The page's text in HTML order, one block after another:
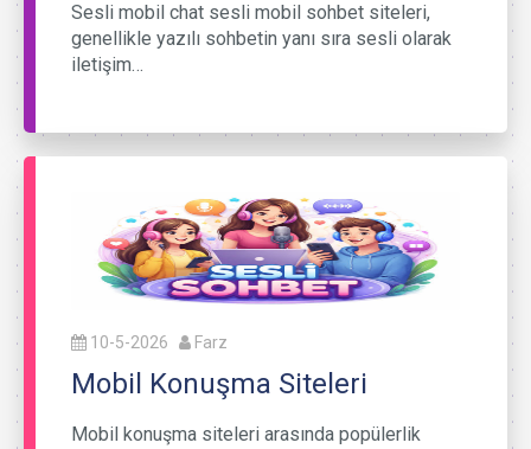
Sesli mobil chat sesli mobil sohbet siteleri,
genellikle yazılı sohbetin yanı sıra sesli olarak
iletişim…
10-5-2026 Farz
Mobil Konuşma Siteleri
Mobil konuşma siteleri arasında popülerlik